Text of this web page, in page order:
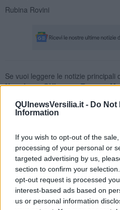
QUInewsVersilia.it - Do Not
Information
If you wish to opt-out of the
processing of your personal or
targeted advertising by us,
section to confirm your
opt-out request is processed
interest-based ads based on
us or personal information
Rubina Rovini
Se vuoi leggere le notizie principali
Newsletter QUInews -
Basta cliccareQUI
Articoli dal Blog “Raccontare di
Vellutata di cime di rapa al
Spaghetti con crema di zucca e...
Crostatina con crema al grana
lavanda
Meloncino, liquore al melone